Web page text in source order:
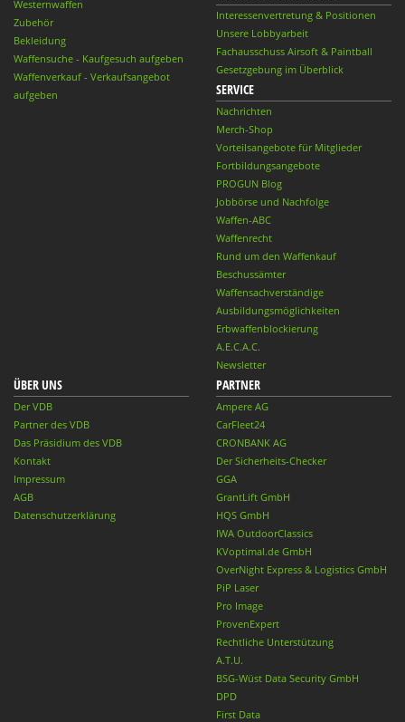
Westernwaffen
Zubehör
Bekleidung
Waffensuche - Kaufgesuch aufgeben
Waffenverkauf - Verkaufsangebot
aufgeben
Interessenvertretung & Positionen
Unsere Lobbyarbeit
Fachausschuss Airsoft & Paintball
Gesetzgebung im Überblick
SERVICE
Nachrichten
Merch-Shop
Vorteilsangebote für Mitglieder
Fortbildungsangebote
PROGUN Blog
Jobbörse und Nachfolge
Waffen-ABC
Waffenrecht
Rund um den Waffenkauf
Beschussämter
Waffensachverständige
Ausbildungsmöglichkeiten
Erbwaffenblockierung
A.E.C.A.C.
Newsletter
ÜBER UNS
Der VDB
Partner des VDB
Das Präsidium des VDB
Kontakt
Impressum
AGB
Datenschutzerklärung
PARTNER
Ampere AG
CarFleet24
CRONBANK AG
Der Sicherheits-Checker
GGA
GrantLift GmbH
HQS GmbH
IWA OutdoorClassics
KVoptimal.de GmbH
OverNight Express & Logistics GmbH
PiP Laser
Pro Image
ProvenExpert
Rechtliche Unterstützung
A.T.U.
BSG-Wüst Data Security GmbH
DPD
First Data